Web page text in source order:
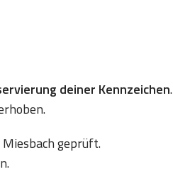
deiner Kennzeichen.
geprüft.